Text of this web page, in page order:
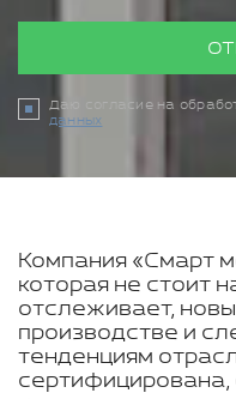
Даю согласие на
данных
Компания «Смарт
которая не стоит
отслеживает,
производстве и
тенденциям
сертифицирована,